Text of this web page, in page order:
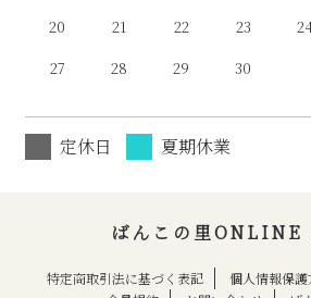
20
21 22 23
27
28 29 30
定休日 夏期休業
ばんこの里ONLINE
特定商取引法に基づく表記 個人情報保